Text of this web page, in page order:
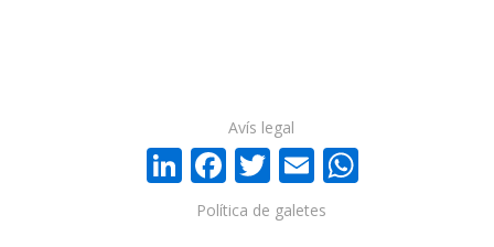
LinkedIn
Facebook
Twitter
Email
Política de galetes
Avís legal